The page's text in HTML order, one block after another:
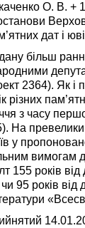
О. В. +
дат і
більш
2364). Як і
різних
з часу
На
у
вимогам
155 років
95 років від